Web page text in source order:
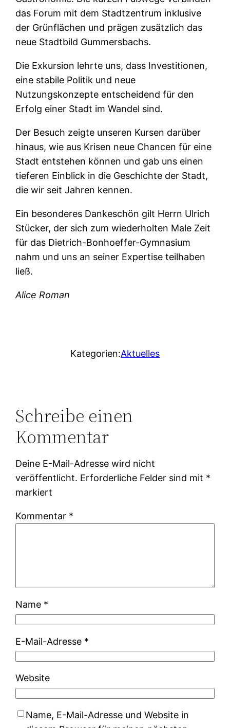
das Forum mit dem Stadtzentrum inklusive
der Grünflächen und prägen zusätzlich das
neue Stadtbild Gummersbachs.
Die Exkursion lehrte uns, dass Investitionen,
eine stabile Politik und neue
Nutzungskonzepte entscheidend für den
Erfolg einer Stadt im Wandel sind.
Der Besuch zeigte unseren Kursen darüber
hinaus, wie aus Krisen neue Chancen für eine
Stadt entstehen können und gab uns einen
tieferen Einblick in die Geschichte der Stadt,
die wir seit Jahren kennen.
Ein besonderes Dankeschön gilt Herrn Ulrich
Stücker, der sich zum wiederholten Male Zeit
für das Dietrich-Bonhoeffer-Gymnasium
nahm und uns an seiner Expertise teilhaben
ließ.
Alice Roman
Kategorien:Aktuelles
Schreibe einen
Kommentar
Deine E-Mail-Adresse wird nicht
veröffentlicht. Erforderliche Felder sind mit *
markiert
Kommentar *
Name *
E-Mail-Adresse *
Website
Name, E-Mail-Adresse und Website in